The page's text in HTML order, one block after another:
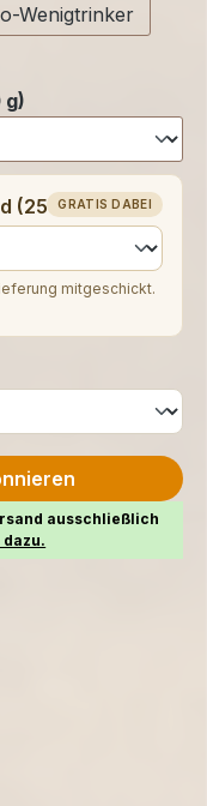
Wenigtrinker
g)
GRATIS DABEI
(250 g)
mitgeschickt.
ausschließlich